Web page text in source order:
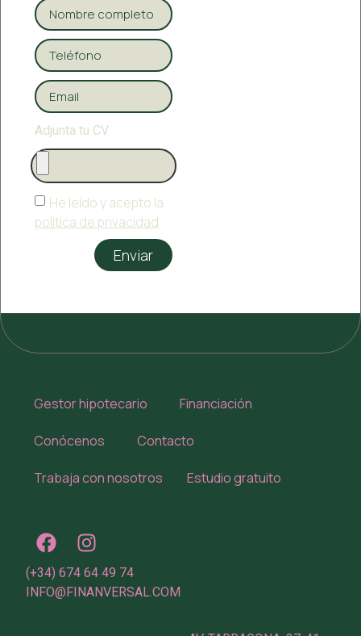
Adjunta tu CV
He leído y acepto la
política de privacidad
Enviar
Gestor hipotecario Financiación
Conócenos Contacto
Trabaja con nosotros Estudio gratuito
(+34) 674 64 49 74
INFO@FINANVERSAL.COM